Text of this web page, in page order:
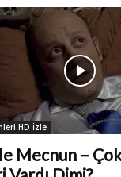
HD İzle
Mecnun –